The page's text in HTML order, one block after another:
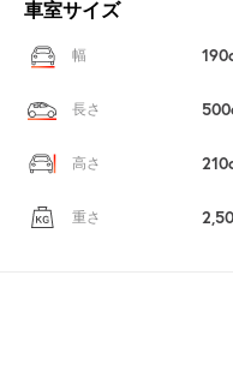
車室サイズ
幅
長さ
高さ
重さ